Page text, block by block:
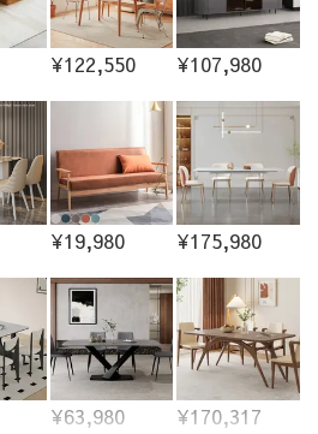
¥122,550 ¥107,980
¥19,980 ¥175,980
¥63,980
¥170,317